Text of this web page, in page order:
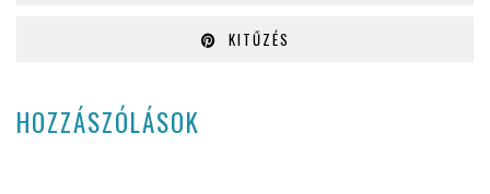
KITŰZÉS
HOZZÁSZÓLÁSOK